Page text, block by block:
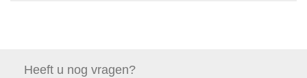
Heeft u nog vragen?